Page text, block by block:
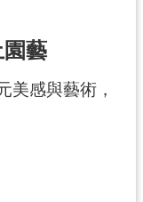
藝
美感與藝術，